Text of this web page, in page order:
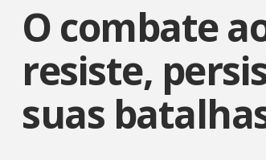
O combate
resiste,
suas